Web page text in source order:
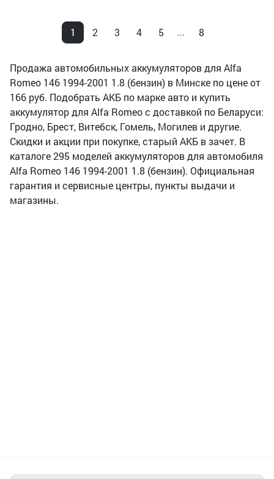
1 2 3 4 5 ... 8
Продажа автомобильных аккумуляторов для Alfa
Romeo 146 1994-2001 1.8 (бензин) в Минске по цене от
166 руб. Подобрать АКБ по марке авто и купить
аккумулятор для Alfa Romeo с доставкой по Беларуси:
Гродно, Брест, Витебск, Гомель, Могилев и другие.
Скидки и акции при покупке, старый АКБ в зачет. В
каталоге 295 моделей аккумуляторов для автомобиля
Alfa Romeo 146 1994-2001 1.8 (бензин). Официальная
гарантия и сервисные центры, пункты выдачи и
магазины.